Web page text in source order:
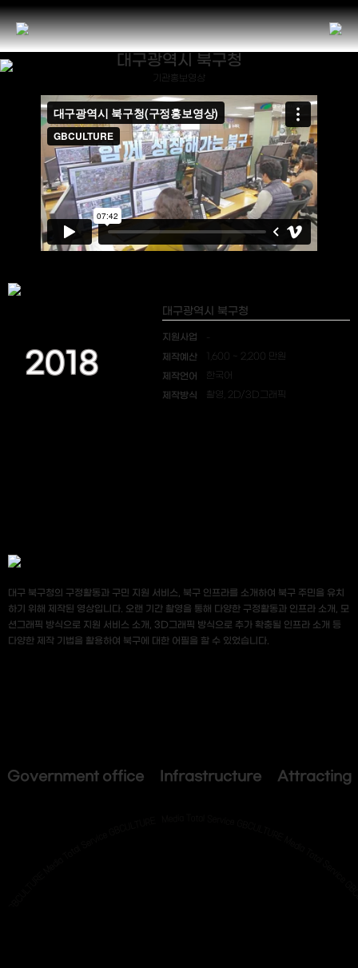
대구광역시 북구청
기관홍보영상
2018
대구광역시 북구청
지원사업
제작예산 1,600 ~ 2,200 만원
제작언어 한국어
제작방식 촬영, 2D/3D그래픽
대구 북구청의 구정활동과 구민 지원 서비스, 북구 인프라를 소개하여 북구 주민을 유치
하기 위해 제작된 영상입니다. 오랜 기간 촬영을 통해 다양한 구정활동과 인프라 소개, 모
션그래픽 방식으로 지원 서비스 소개, 3D그래픽 방식으로 추가 확충될 인프라 소개 등
다양한 제작 기법을 활용하여 북구에 대한 어필을 할 수 있었습니다.
Government office Infrastructure Attracting